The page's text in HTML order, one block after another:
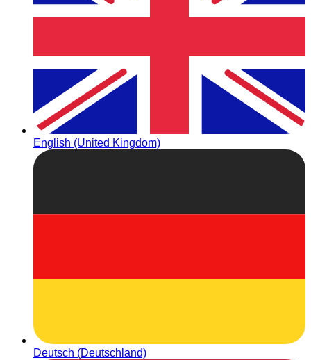
English (United Kingdom)
Deutsch (Deutschland)